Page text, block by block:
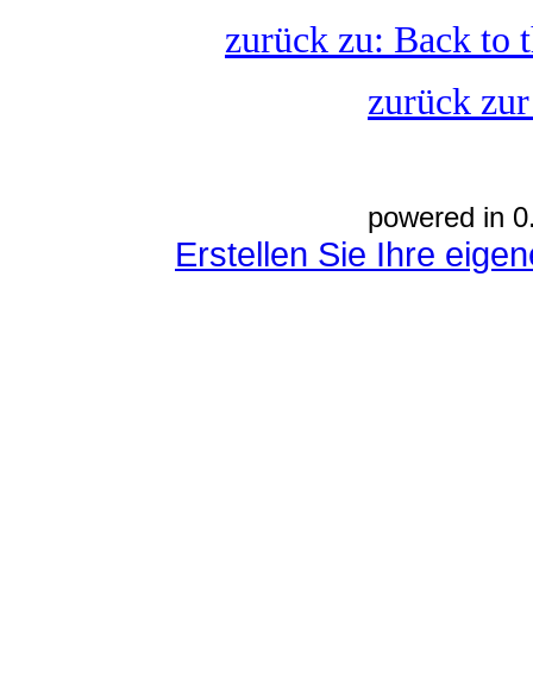
zurück zu: Back to
zurück
powered in
Erstellen Sie Ihre